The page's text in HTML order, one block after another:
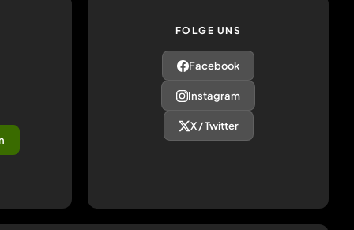
FOLGE UNS
Facebook
Instagram
X / Twitter